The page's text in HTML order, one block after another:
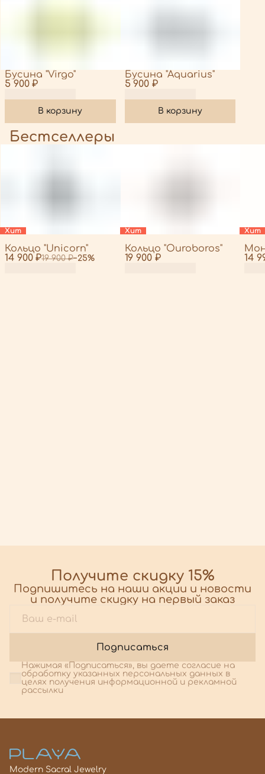
5 900 ₽
Бусина "Virgo"
В корзину
5 900 ₽
Бусина "Aquarius"
В корзину
Бестселлеры
Хит
14 900 ₽19 900 ₽−25%
Кольцо "Unicorn"
Хит
19 900 ₽
Кольцо "Ouroboros"
Хит
14
Получите скидку 15%
Подпишитесь на наши акции и новости
и получите скидку на первый заказ
Подписаться
Нажимая «Подписаться», вы даете согласие на
обработку указанных персональных данных в
целях получения информационной и рекламной
рассылки
Modern Sacral Jewelry